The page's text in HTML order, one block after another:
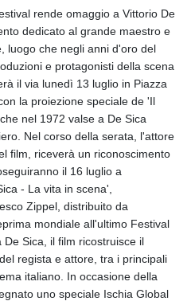
GGP 0.85882
GHS 13.548654
GIP 0.85882
GMD 84.92773
GNF 10148.480495
GTQ 8.809274
GYD 241.590075
HKD 9.063634
HNL 31.037372
HRK 7.535927
HTG 151.004686
HUF 361.716561
IDR 20669.039071
ILS 3.470936
IMP 0.85882
INR 109.868418
IQD 1514.327484
rende omaggio a Vittorio De
dedicato al grande maestro e
luogo che negli anni d'oro del
e protagonisti della scena
il via lunedì 13 luglio in Piazza
la proiezione speciale de 'Il
nel 1972 valse a De Sica
Nel corso della serata, l'attore
film, riceverà un riconoscimento
il 16 luglio a
- La vita in scena',
Zippel, distribuito da
mondiale all'ultimo Festival
Sica, il film ricostruisce il
regista e attore, tra i principali
italiano. In occasione della
uno speciale Ischia Global